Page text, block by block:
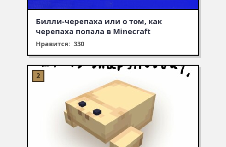
Билли-черепаха или о том, как
черепаха попала в Minecraft
Нравится: 330